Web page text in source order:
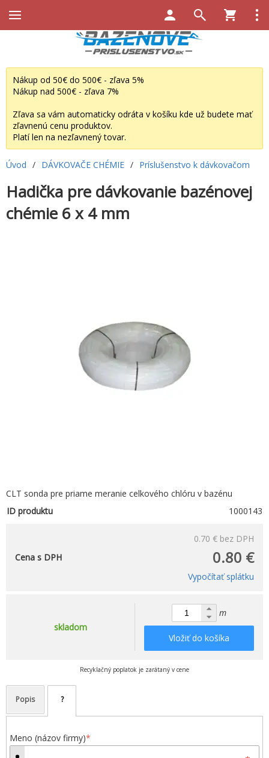
Nákup od 50€ do 500€ - zľava 5%
Nákup nad 500€ - zľava 7%
Zľava sa vám automaticky odráta v košíku kde už budete mať
zľavnenú cenu produktov.
Platí len na nezľavnený tovar.
Úvod / DÁVKOVAČE CHÉMIE / Príslušenstvo k dávkovačom
Hadička pre dávkovanie bazénovej
chémie 6 x 4 mm
CLT sonda pre priame meranie celkového chlóru v bazénu
ID produktu
1000143
0.70 € bez DPH
0.80 €
Cena s DPH
Vypočítať splátku
skladom
m
Vložiť do košíka
Recyklačný poplatok je zarátaný v cene
Popis ?
Meno (názov firmy)*